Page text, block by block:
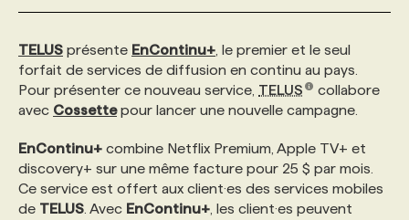
INITIATIVES NUMÉRIQUES
PRIX ET DISTINCTIONS
MARKETING DURABLE
GEO/SEO
NOS AUTEUR‧RICES
ANNONCEZ AVEC NOUS
PROFIL ENTREPRISE
FAQ
PROFIL CANDIDAT
ANNONCEZ AVEC NOUS
NOS PARCOURS DE FORMATIONS
FORMATIONS PERSONNALISÉES
POURQUOI CHOISIR NOS FORMATIONS
SERVICE DE CHASSE DE TÊTE
NOS TARIFS
FAQ
TELUS présente EnContinu+ , le premier et le seul
forfait de services de diffusion en continu au pays.
Pour présenter ce nouveau service, TELUS
collabore
avec Cossettepour lancer une nouvelle campagne.
EnContinu+ combine Netflix Premium, Apple TV+ et
discovery+ sur une même facture pour 25 $ par mois.
Ce service est offert aux client·es des services mobiles
de TELUS . Avec EnContinu+ , les client·es peuvent